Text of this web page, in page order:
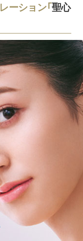
ーション「聖心